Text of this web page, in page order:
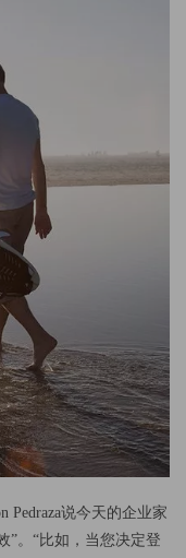
Pedraza说今天的企业家
”。“比如，当您决定登